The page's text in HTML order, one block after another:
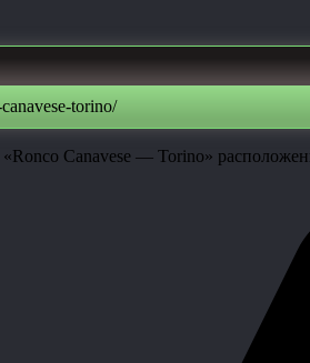
torino/
Canavese — Torino»